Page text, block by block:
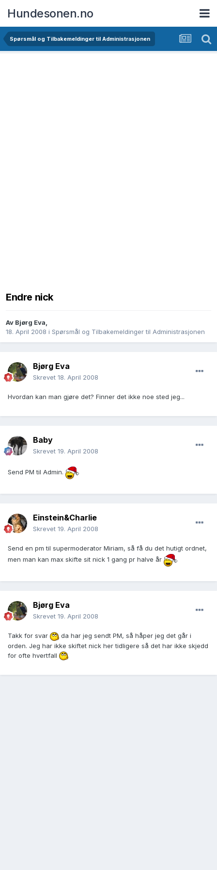
Hundesonen.no
Spørsmål og Tilbakemeldinger til Administrasjonen
Endre nick
Av Bjørg Eva,
18. April 2008 i Spørsmål og Tilbakemeldinger til Administrasjonen
Bjørg Eva
Skrevet 18. April 2008
Hvordan kan man gjøre det? Finner det ikke noe sted jeg...
Baby
Skrevet 19. April 2008
Send PM til Admin.
Einstein&Charlie
Skrevet 19. April 2008
Send en pm til supermoderator Miriam, så få du det hutigt ordnet,
men man kan max skifte sit nick 1 gang pr halve år
Bjørg Eva
Skrevet 19. April 2008
Takk for svar
da har jeg sendt PM, så håper jeg det går i
orden. Jeg har ikke skiftet nick her tidligere så det har ikke skjedd
for ofte hvertfall